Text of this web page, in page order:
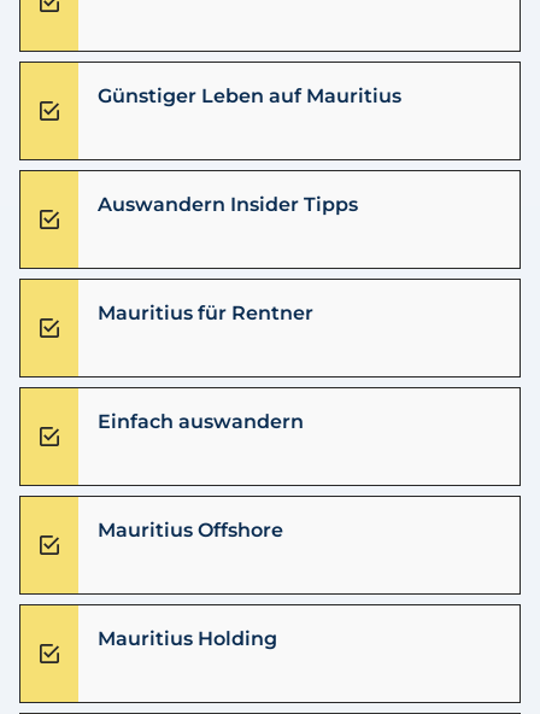
Günstiger Leben auf Mauritius
Auswandern Insider Tipps
Mauritius für Rentner
Einfach auswandern
Mauritius Offshore
Mauritius Holding